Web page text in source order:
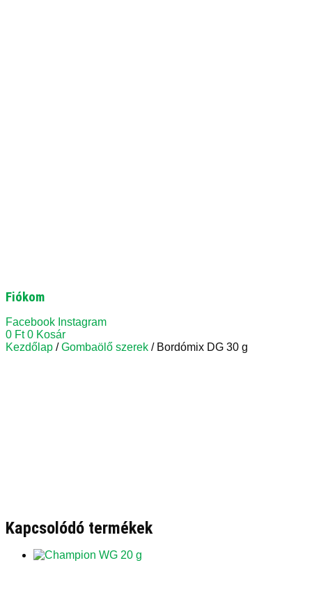
Fiókom
Facebook Instagram
0 Ft 0 Kosár
Kezdőlap /Gombaölő szerek / Bordómix DG 30 g
Kapcsolódó termékek